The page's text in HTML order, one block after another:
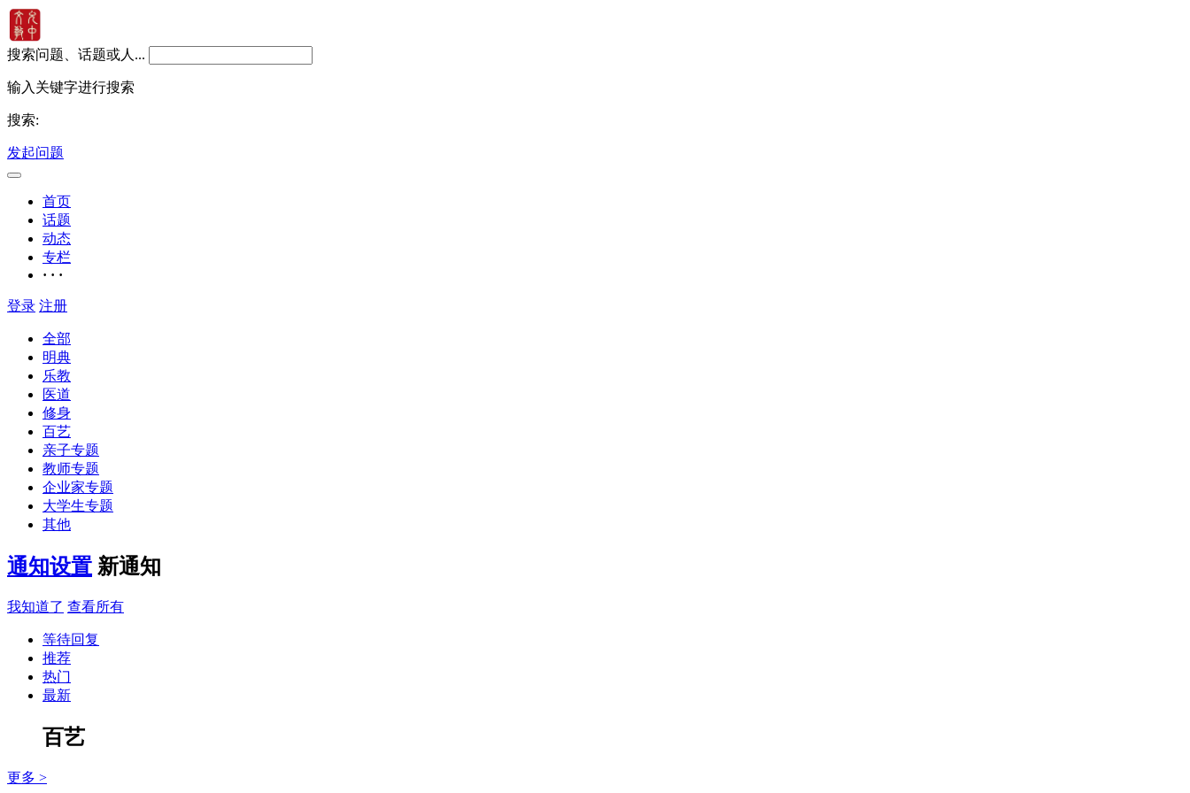
搜索问题、话题或人...
输入关键字进行搜索
搜索:
发起问题
首页
话题
动态
专栏
· · ·
登录 注册
全部
明典
乐教
医道
修身
百艺
亲子专题
教师专题
企业家专题
大学生专题
其他
通知设置 新通知
我知道了 查看所有
等待回复
推荐
热门
最新
百艺
更多 >